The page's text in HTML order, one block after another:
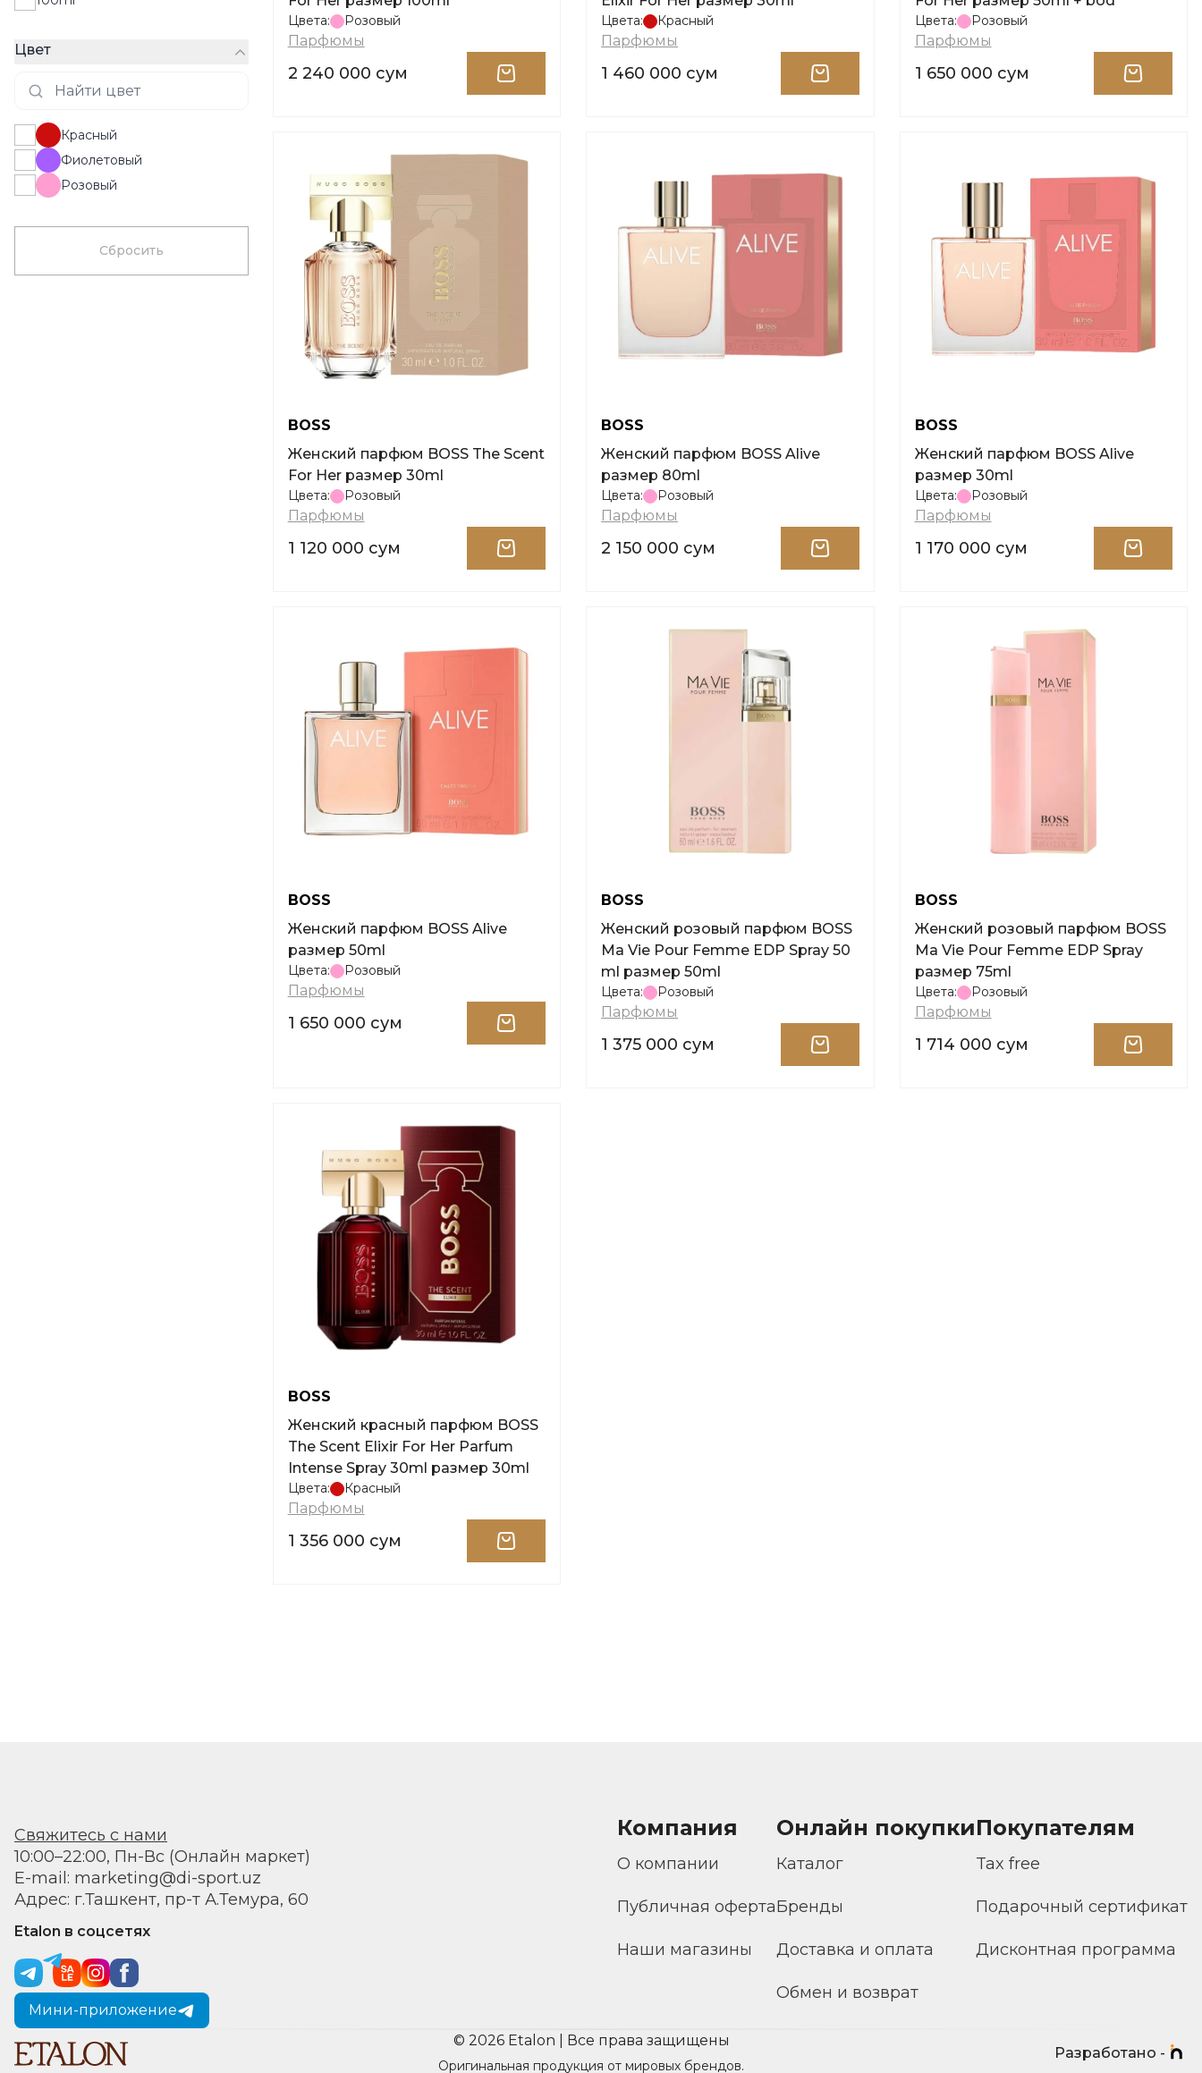
Цвет
Красный
Фиолетовый
Розовый
Сбросить
Цвета: Розовый
Парфюмы
2 240 000 сум
Цвета: Красный
Парфюмы
1 460 000 сум
Цвета: Розовый
Парфюмы
1 650 000 сум
BOSS
Женский парфюм BOSS The Scent
For Her размер 30ml
Цвета: Розовый
Парфюмы
1 120 000 сум
BOSS
Женский парфюм BOSS Alive
размер 80ml
Цвета: Розовый
Парфюмы
2 150 000 сум
BOSS
Женский парфюм BOSS Alive
размер 30ml
Цвета: Розовый
Парфюмы
1 170 000 сум
BOSS
Женский парфюм BOSS Alive
размер 50ml
Цвета: Розовый
Парфюмы
1 650 000 сум
BOSS
Женский розовый парфюм BOSS
Ma Vie Pour Femme EDP Spray 50
ml размер 50ml
Цвета: Розовый
Парфюмы
1 375 000 сум
BOSS
Женский розовый парфюм BOSS
Ma Vie Pour Femme EDP Spray
размер 75ml
Цвета: Розовый
Парфюмы
1 714 000 сум
BOSS
Женский красный парфюм BOSS
The Scent Elixir For Her Parfum
Intense Spray 30ml размер 30ml
Цвета: Красный
Парфюмы
1 356 000 сум
Свяжитесь с нами
10:00–22:00, Пн-Вс (Онлайн маркет)
E-mail: marketing@di-sport.uz
Адрес: г.Ташкент, пр-т А.Темура, 60
Etalon в соцсетях
Мини-приложение
Компания
О компании
Публичная оферта
Наши магазины
Онлайн покупки
Каталог
Бренды
Доставка и оплата
Обмен и возврат
Покупателям
Tax free
Подарочный сертификат
Дисконтная программа
© 2026 Etalon | Все права защищены
Оригинальная продукция от мировых брендов.
Разработано -